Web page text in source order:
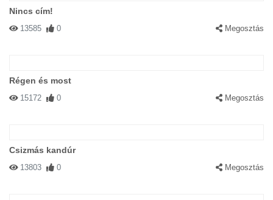
Nincs cím!
13585 0 Megosztás
Régen és most
15172 0 Megosztás
Csizmás kandúr
13803 0 Megosztás